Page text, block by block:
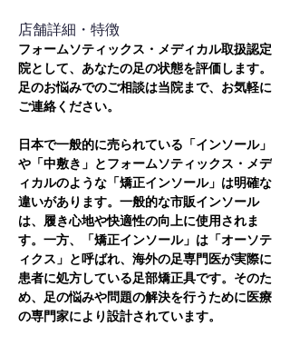
​店舗詳細・特徴
フォームソティックス・メディカル取扱認定
院として、あなたの足の状態を評価します。
足のお悩みでのご相談は当院まで、お気軽に
ご連絡ください。
日本で一般的に売られている「インソール」
や「中敷き」とフォームソティックス・メデ
ィカルのような「矯正インソール」は明確な
違いがあります。一般的な市販インソール
は、履き心地や快適性の向上に使用されま
す。一方、「矯正インソール」は「オーソテ
ィクス」と呼ばれ、海外の足専門医が実際に
患者に処方している足部矯正具です。そのた
め、足の悩みや問題の解決を行うために医療
の専門家により設計されています。